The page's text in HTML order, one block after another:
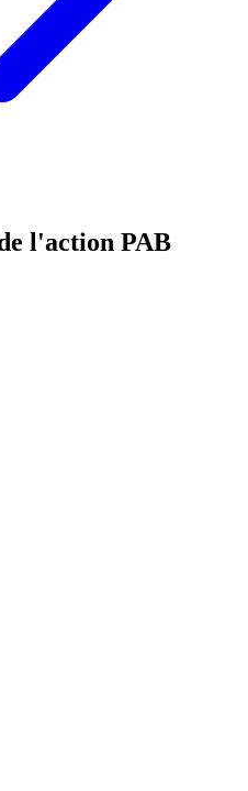
l'action PAB